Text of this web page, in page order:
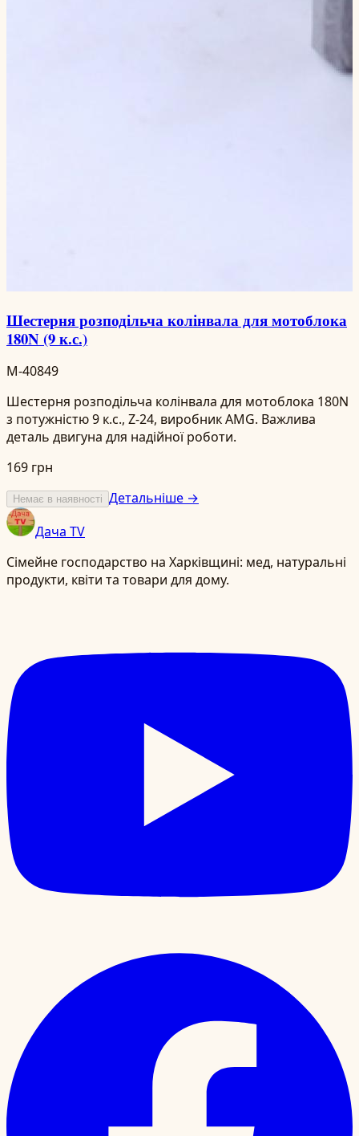
Шестерня розподільча колінвала для мотоблока
180N (9 к.с.)
M-40849
Шестерня розподільча колінвала для мотоблока 180N
з потужністю 9 к.с., Z-24, виробник AMG. Важлива
деталь двигуна для надійної роботи.
169 грн
Немає в наявності Детальніше →
Дача TV
Сімейне господарство на Харківщині: мед, натуральні
продукти, квіти та товари для дому.